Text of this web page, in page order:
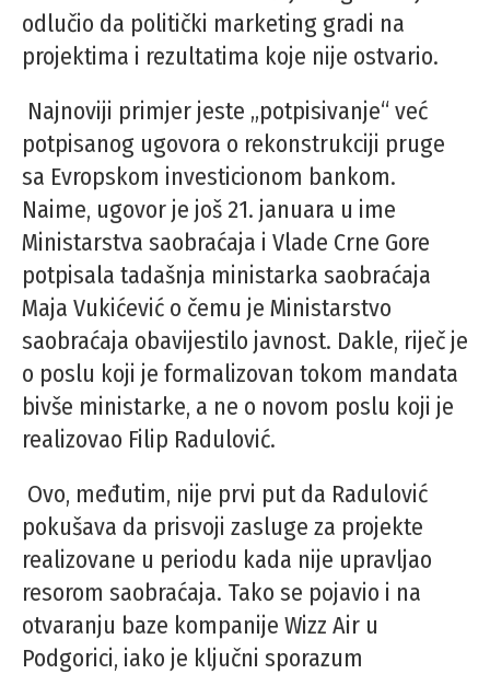
odlučio da politički marketing gradi na
projektima i rezultatima koje nije ostvario.
Najnoviji primjer jeste „potpisivanje“ već
potpisanog ugovora o rekonstrukciji pruge
sa Evropskom investicionom bankom.
Naime, ugovor je još 21. januara u ime
Ministarstva saobraćaja i Vlade Crne Gore
potpisala tadašnja ministarka saobraćaja
Maja Vukićević o čemu je Ministarstvo
saobraćaja obavijestilo javnost. Dakle, riječ je
o poslu koji je formalizovan tokom mandata
bivše ministarke, a ne o novom poslu koji je
realizovao Filip Radulović.
Ovo, međutim, nije prvi put da Radulović
pokušava da prisvoji zasluge za projekte
realizovane u periodu kada nije upravljao
resorom saobraćaja. Tako se pojavio i na
otvaranju baze kompanije Wizz Air u
Podgorici, iako je ključni sporazum